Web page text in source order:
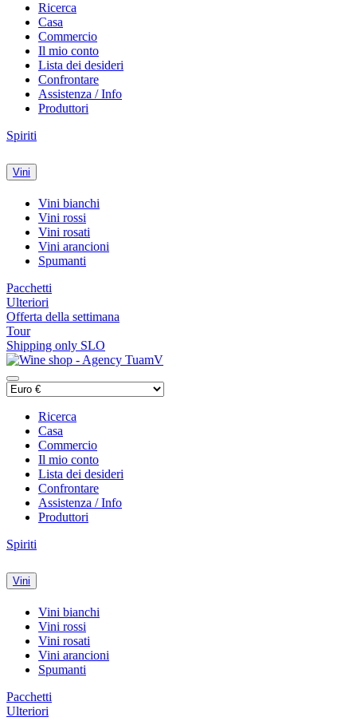
Ricerca
Casa
Commercio
Il mio conto
Lista dei desideri
Confrontare
Assistenza / Info
Produttori
Spiriti
Vini
Vini bianchi
Vini rossi
Vini rosati
Vini arancioni
Spumanti
Pacchetti
Ulteriori
Offerta della settimana
Tour
Shipping only SLO
Ricerca
Casa
Commercio
Il mio conto
Lista dei desideri
Confrontare
Assistenza / Info
Produttori
Spiriti
Vini
Vini bianchi
Vini rossi
Vini rosati
Vini arancioni
Spumanti
Pacchetti
Ulteriori